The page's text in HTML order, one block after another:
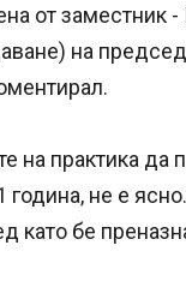
от заместник
на
на практика да
не е
като бе